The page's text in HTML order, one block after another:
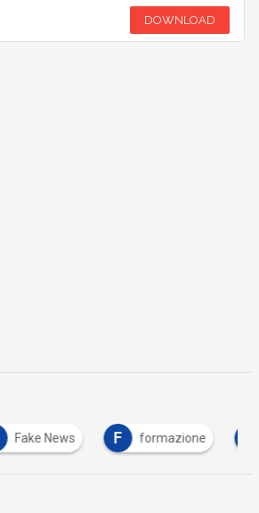
DOWNLOAD
F formazione T twitter